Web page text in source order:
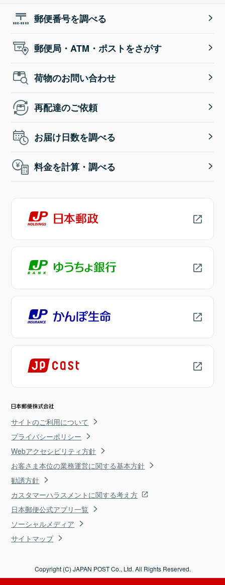
郵便番号を調べる
郵便局・ATM・ポストをさがす
荷物のお問い合わせ
再配達のご依頼
お届け日数を調べる
料金を計算・調べる
サイトのご利用について
プライバシーポリシー
Webアクセシビリティ方針
お客さま本位の業務運営に関する基本方針
勧誘方針
カスタマーハラスメントに関する考え方
日本郵便公式アプリ一覧
ソーシャルメディア
サイトマップ
Copyright (C) JAPAN POST Co., Ltd. All Rights Reserved.